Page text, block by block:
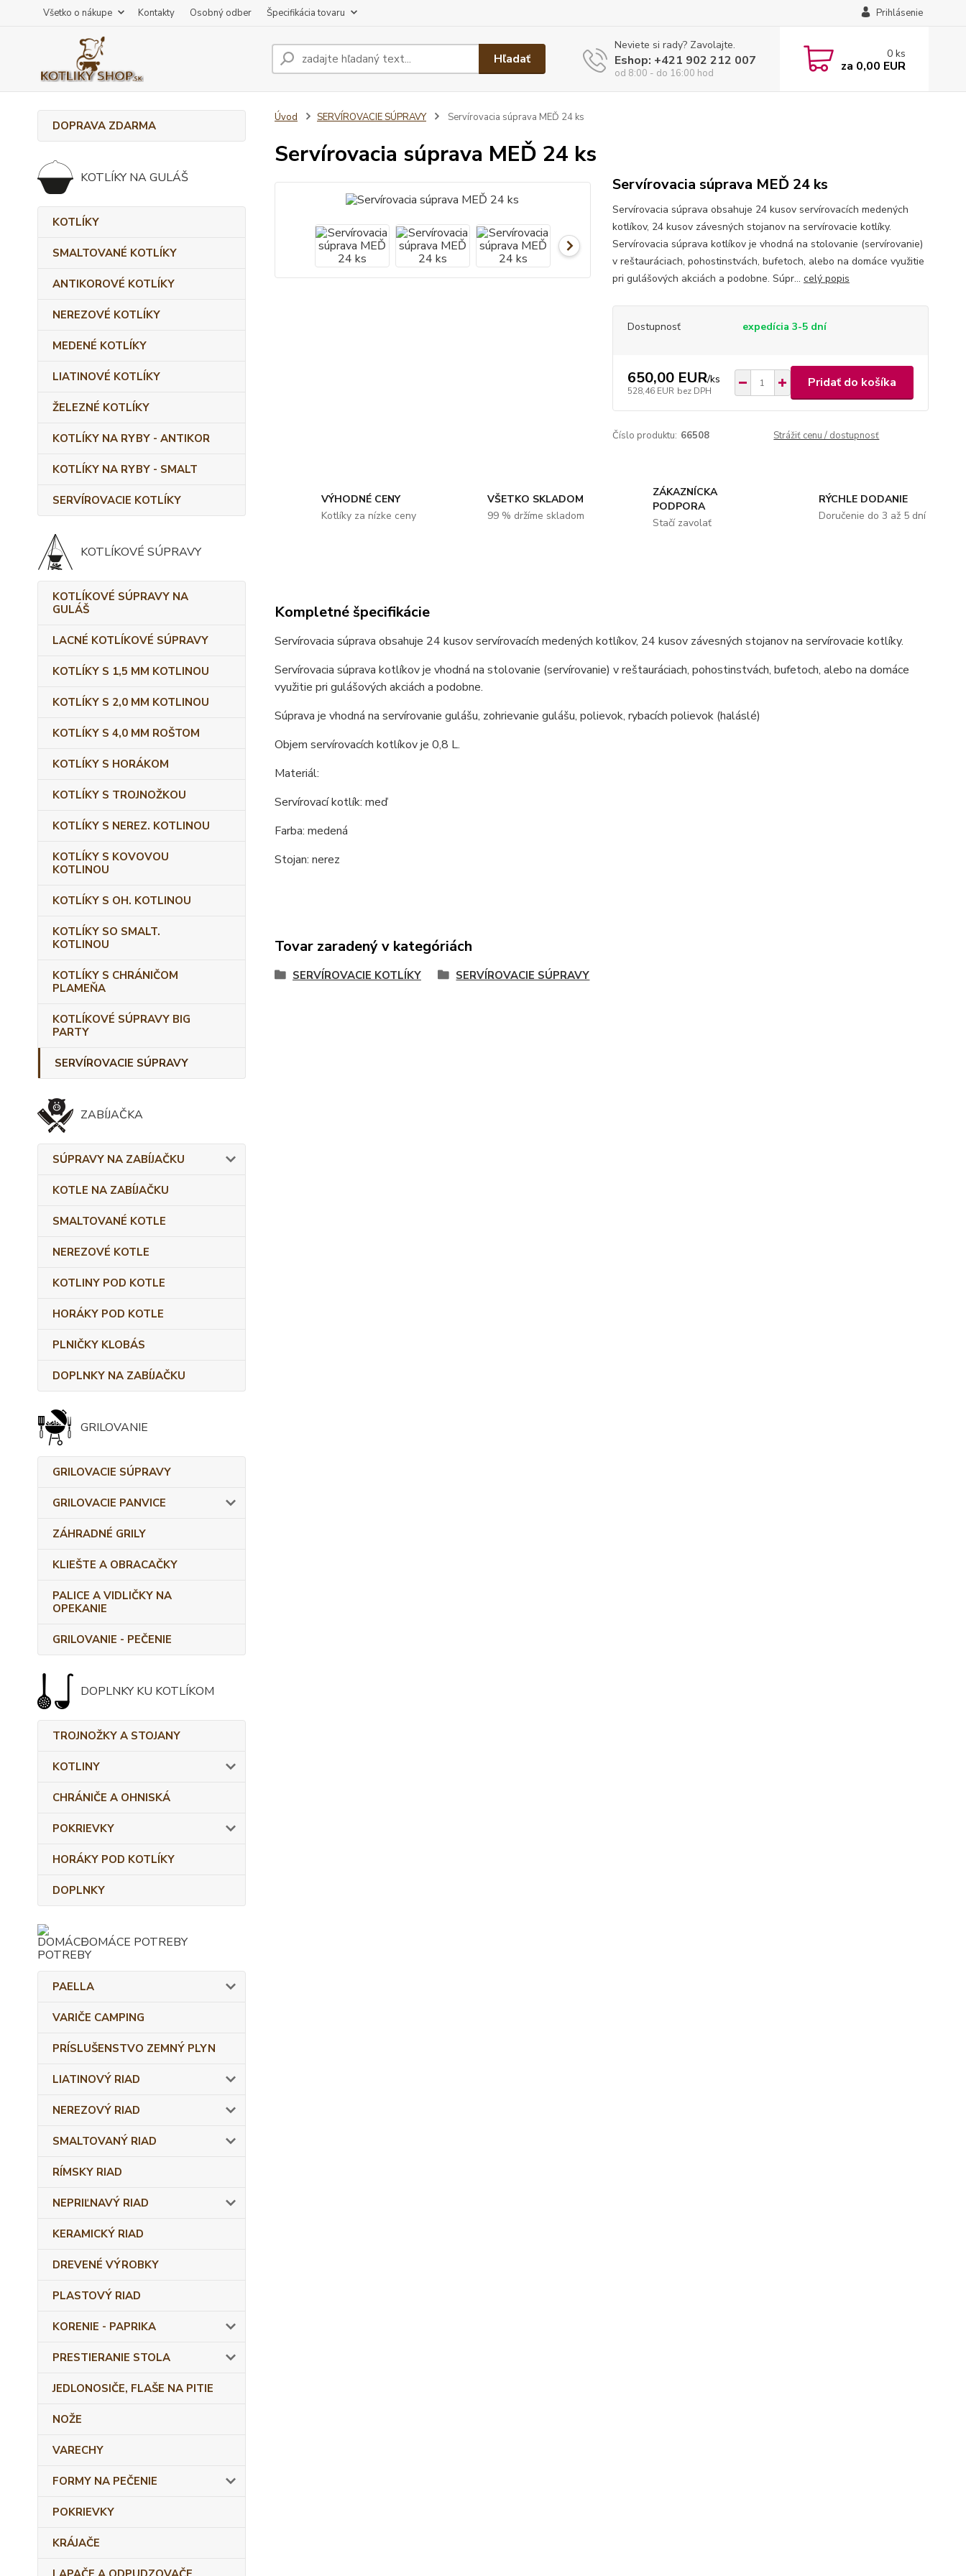
Všetko o nákupe Kontakty Osobný odber Špecifikácia tovaru Prihlásenie
Hľadať
Neviete si rady? Zavolajte.
Eshop: +421 902 212 007
od 8:00 - do 16:00 hod
0 ks
za 0,00 EUR
DOPRAVA ZDARMA
KOTLÍKY NA GULÁŠ
KOTLÍKY
SMALTOVANÉ KOTLÍKY
ANTIKOROVÉ KOTLÍKY
NEREZOVÉ KOTLÍKY
MEDENÉ KOTLÍKY
LIATINOVÉ KOTLÍKY
ŽELEZNÉ KOTLÍKY
KOTLÍKY NA RYBY - ANTIKOR
KOTLÍKY NA RYBY - SMALT
SERVÍROVACIE KOTLÍKY
KOTLÍKOVÉ SÚPRAVY
KOTLÍKOVÉ SÚPRAVY NA
GULÁŠ
LACNÉ KOTLÍKOVÉ SÚPRAVY
KOTLÍKY S 1,5 MM KOTLINOU
KOTLÍKY S 2,0 MM KOTLINOU
KOTLÍKY S 4,0 MM ROŠTOM
KOTLÍKY S HORÁKOM
KOTLÍKY S TROJNOŽKOU
KOTLÍKY S NEREZ. KOTLINOU
KOTLÍKY S KOVOVOU
KOTLINOU
KOTLÍKY S OH. KOTLINOU
KOTLÍKY SO SMALT.
KOTLINOU
KOTLÍKY S CHRÁNIČOM
PLAMEŇA
KOTLÍKOVÉ SÚPRAVY BIG
PARTY
SERVÍROVACIE SÚPRAVY
ZABÍJAČKA
SÚPRAVY NA ZABÍJAČKU
KOTLE NA ZABÍJAČKU
SMALTOVANÉ KOTLE
NEREZOVÉ KOTLE
KOTLINY POD KOTLE
HORÁKY POD KOTLE
PLNIČKY KLOBÁS
DOPLNKY NA ZABÍJAČKU
GRILOVANIE
GRILOVACIE SÚPRAVY
GRILOVACIE PANVICE
ZÁHRADNÉ GRILY
KLIEŠTE A OBRACAČKY
PALICE A VIDLIČKY NA
OPEKANIE
GRILOVANIE - PEČENIE
DOPLNKY KU KOTLÍKOM
TROJNOŽKY A STOJANY
KOTLINY
CHRÁNIČE A OHNISKÁ
POKRIEVKY
HORÁKY POD KOTLÍKY
DOPLNKY
DOMÁCE POTREBY
PAELLA
VARIČE CAMPING
PRÍSLUŠENSTVO ZEMNÝ PLYN
LIATINOVÝ RIAD
NEREZOVÝ RIAD
SMALTOVANÝ RIAD
RÍMSKY RIAD
NEPRIĽNAVÝ RIAD
KERAMICKÝ RIAD
DREVENÉ VÝROBKY
PLASTOVÝ RIAD
KORENIE - PAPRIKA
PRESTIERANIE STOLA
JEDLONOSIČE, FLAŠE NA PITIE
NOŽE
VARECHY
FORMY NA PEČENIE
POKRIEVKY
KRÁJAČE
Úvod SERVÍROVACIE SÚPRAVY Servírovacia súprava MEĎ 24 ks
Servírovacia súprava MEĎ 24 ks
Servírovacia súprava MEĎ 24 ks
Servírovacia súprava obsahuje 24 kusov servírovacích medených
kotlíkov, 24 kusov závesných stojanov na servírovacie kotlíky.
Servírovacia súprava kotlíkov je vhodná na stolovanie (servírovanie)
v reštauráciach, pohostinstvách, bufetoch, alebo na domáce využitie
pri gulášových akciách a podobne. Súpr... celý popis
Dostupnosť expedícia 3-5 dní
650,00 EUR/ks
528,46 EUR bez DPH
Pridať do košíka
Číslo produktu: 66508 Strážiť cenu / dostupnosť
VÝHODNÉ CENY
Kotlíky za nízke ceny
VŠETKO SKLADOM
99 % držíme skladom
ZÁKAZNÍCKA
PODPORA
Stačí zavolať
RÝCHLE DODANIE
Doručenie do 3 až 5 dní
Kompletné špecifikácie
Servírovacia súprava obsahuje 24 kusov servírovacích medených kotlíkov, 24 kusov závesných stojanov na servírovacie kotlíky.
Servírovacia súprava kotlíkov je vhodná na stolovanie (servírovanie) v reštauráciach, pohostinstvách, bufetoch, alebo na domáce
využitie pri gulášových akciách a podobne.
Súprava je vhodná na servírovanie gulášu, zohrievanie gulášu, polievok, rybacích polievok (haláslé)
Objem servírovacích kotlíkov je 0,8 L.
Materiál:
Servírovací kotlík: meď
Farba: medená
Stojan: nerez
Tovar zaradený v kategóriách
SERVÍROVACIE KOTLÍKY SERVÍROVACIE SÚPRAVY